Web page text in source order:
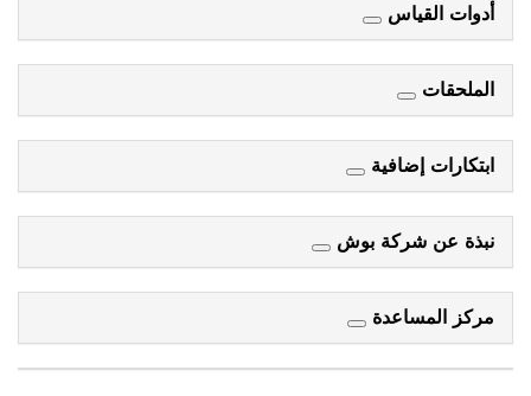
أدوات القياس
الملحقات
ابتكارات إضافية
نبذة عن شركة بوش
مركز المساعدة